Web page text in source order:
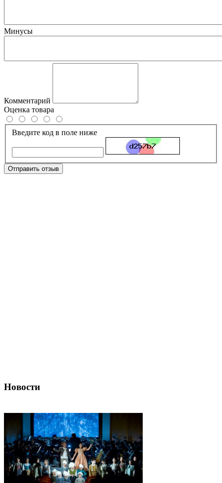
Минусы
Комментарий
Оценка товара
Введите код в поле ниже
Отправить отзыв
Новости